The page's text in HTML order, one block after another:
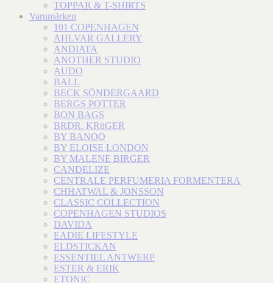
TOPPAR & T-SHIRTS
Varumärken
101 COPENHAGEN
AHLVAR GALLERY
ANDIATA
ANOTHER STUDIO
AUDO
BALL
BECK SÖNDERGAARD
BERGS POTTER
BON BAGS
BRDR. KRüGER
BY BANOO
BY ELOISE LONDON
BY MALENE BIRGER
CANDELIZE
CENTRALE PERFUMERIA FORMENTERA
CHHATWAL & JONSSON
CLASSIC COLLECTION
COPENHAGEN STUDIOS
DAVIDA
EADIE LIFESTYLE
ELDSTICKAN
ESSENTIEL ANTWERP
ESTER & ERIK
ETONIC